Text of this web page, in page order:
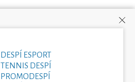
DESPÍ ESPORT
TENNIS DESPÍ
PROMODESPÍ